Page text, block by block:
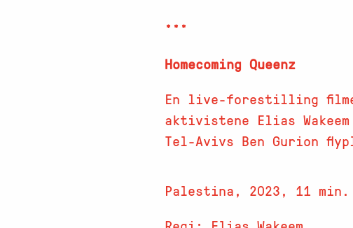
***
Homecoming Queenz
En live-forestilling
aktivistene Elias
Tel-Avivs Ben Gurion
Palestina, 2023, 11 min.